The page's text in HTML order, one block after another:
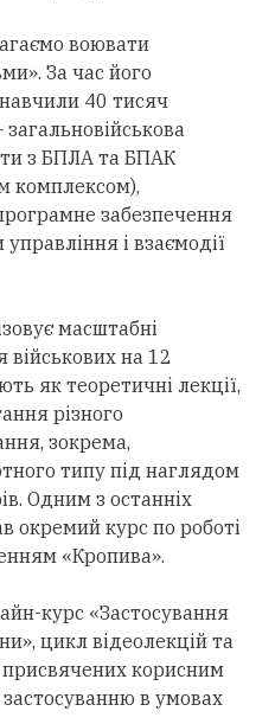
воювати
За час його
40 тисяч
з БПЛА та БПАК
комплексом),
забезпечення
управління і взаємодії
масштабні
на 12
як теоретичні лекції,
різного
зокрема,
типу під наглядом
Одним з останніх
окремий курс по роботі
«Кропива».
курс «Застосування
цикл відеолекцій та
присвячених корисним
в умовах